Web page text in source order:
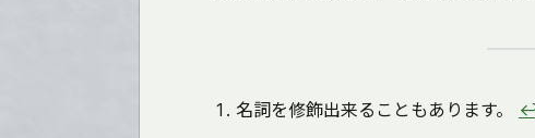
名詞を修飾出来ることもあります。